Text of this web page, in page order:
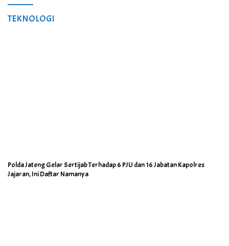
TEKNOLOGI
Polda Jateng Gelar Sertijab Terhadap 6 PJU dan 16 Jabatan Kapolres
Jajaran, Ini Daftar Namanya